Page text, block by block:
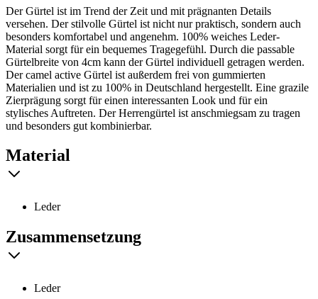
Der Gürtel ist im Trend der Zeit und mit prägnanten Details
versehen. Der stilvolle Gürtel ist nicht nur praktisch, sondern auch
besonders komfortabel und angenehm. 100% weiches Leder-
Material sorgt für ein bequemes Tragegefühl. Durch die passable
Gürtelbreite von 4cm kann der Gürtel individuell getragen werden.
Der camel active Gürtel ist außerdem frei von gummierten
Materialien und ist zu 100% in Deutschland hergestellt. Eine grazile
Zierprägung sorgt für einen interessanten Look und für ein
stylisches Auftreten. Der Herrengürtel ist anschmiegsam zu tragen
und besonders gut kombinierbar.
Material
Leder
Zusammensetzung
Leder